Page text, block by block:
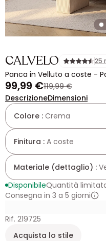
CALVELO 25
Panca in Velluto a coste -
99,99 €119,99 €
DescrizioneDimensioni
Colore : Crema
Finitura : A coste
Materiale (dettaglio) :
DisponibileQuantità
Consegna in 3 a 5 giorni
Rif. 219725
Acquista lo stile